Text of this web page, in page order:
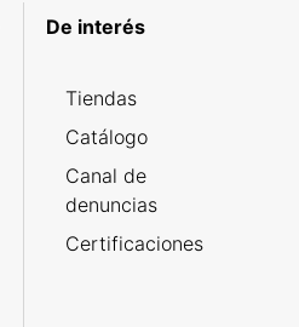
De interés
Tiendas
Catálogo
Canal de
denuncias
Certificaciones